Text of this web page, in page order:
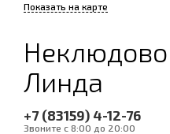
Показать на карте
Линда
+7 (83159) 4-12-76
Звоните с 8:00 до 20:00